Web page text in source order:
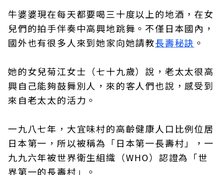
牛婆婆現在每天都要喝三十度以上的地酒，在女
兒們的拍手伴奏中高興地跳舞。不僅日本國內，
國外也有很多人來到她家向她請教長壽秘訣 。
她的女兒菊江女士（七十九歲）說，老太太很高
興自己能夠鼓舞別人，來的客人們也說，感受到
來自老太太的活力。
一九八七年，大宜味村的高齡健康人口比例位居
日本第一，所以被稱為「日本第一長壽村」，一
九九六年被世界衛生組織（WHO）認證為「世
界第一的長壽村」。